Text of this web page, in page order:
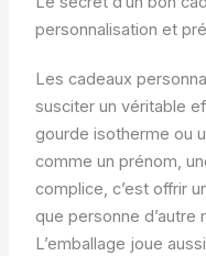
personnalisation et
Les cadeaux
susciter un véritable
gourde isotherme ou
comme un prénom,
complice, c’est offrir
que personne d’autre
L’emballage joue